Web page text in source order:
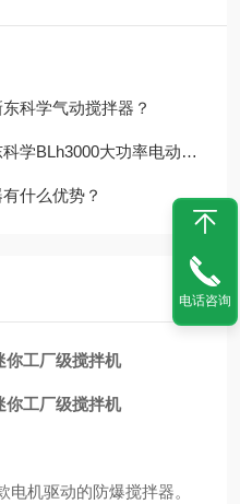
科学气动搅拌器？
BLh3000大功率电动搅拌器
什么优势？
你工厂级搅拌机
你工厂级搅拌机
机驱动的防爆搅拌器。
电话咨询